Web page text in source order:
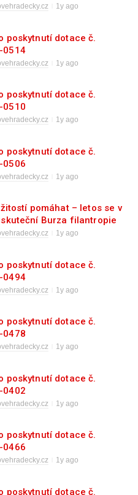
1y ago
poskytnutí dotace č.
0514
1y ago
poskytnutí dotace č.
0510
1y ago
poskytnutí dotace č.
0506
1y ago
pomáhat – letos se v
Burza filantropie
1y ago
poskytnutí dotace č.
0494
1y ago
poskytnutí dotace č.
0478
1y ago
poskytnutí dotace č.
0402
1y ago
poskytnutí dotace č.
0466
1y ago
poskytnutí dotace č.